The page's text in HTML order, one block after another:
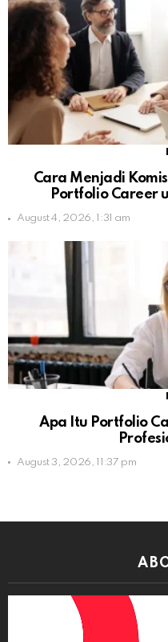
Cara Menjadi
Portfolio Career
August 4, 2026, 1:31 am
Apa Itu Portfolio
August 3, 2026, 11:37 pm